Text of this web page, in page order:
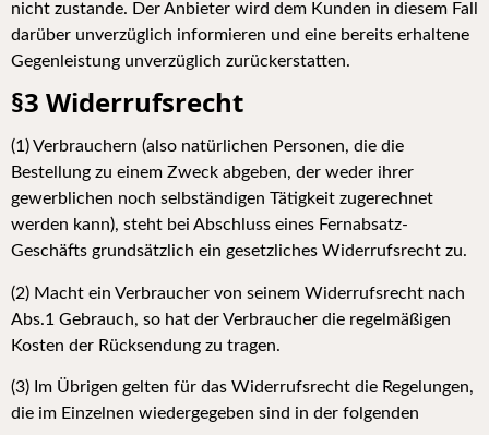
nicht zustande. Der Anbieter wird dem Kunden in diesem Fall
darüber unverzüglich informieren und eine bereits erhaltene
Gegenleistung unverzüglich zurückerstatten.
§3 Widerrufsrecht
(1) Verbrauchern (also natürlichen Personen, die die
Bestellung zu einem Zweck abgeben, der weder ihrer
gewerblichen noch selbständigen Tätigkeit zugerechnet
werden kann), steht bei Abschluss eines Fernabsatz-
Geschäfts grundsätzlich ein gesetzliches Widerrufsrecht zu.
(2) Macht ein Verbraucher von seinem Widerrufsrecht nach
Abs.1 Gebrauch, so hat der Verbraucher die regelmäßigen
Kosten der Rücksendung zu tragen.
(3) Im Übrigen gelten für das Widerrufsrecht die Regelungen,
die im Einzelnen wiedergegeben sind in der folgenden